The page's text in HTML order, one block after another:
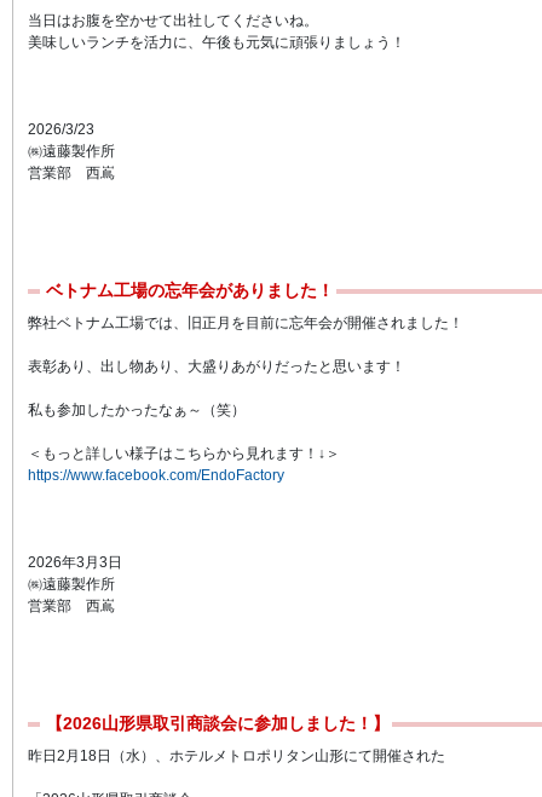
当日はお腹を空かせて出社してくださいね。
美味しいランチを活力に、午後も元気に頑張りましょう！
2026/3/23
㈱遠藤製作所
営業部 西嶌
ベトナム工場の忘年会がありました！
弊社ベトナム工場では、旧正月を目前に忘年会が開催されました！
表彰あり、出し物あり、大盛りあがりだったと思います！
私も参加したかったなぁ～（笑）
＜もっと詳しい様子はこちらから見れます！↓＞
https://www.facebook.com/EndoFactory
2026年3月3日
㈱遠藤製作所
営業部 西嶌
【2026山形県取引商談会に参加しました！】
昨日2月18日（水）、ホテルメトロポリタン山形にて開催された